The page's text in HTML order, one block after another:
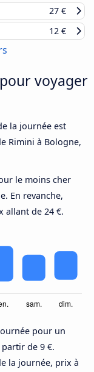
27 €
12 €
voyager
la journée est
Rimini à Bologne,
le moins cher
En revanche,
allant de 24 €.
pour un
de 9 €.
la journée, prix à